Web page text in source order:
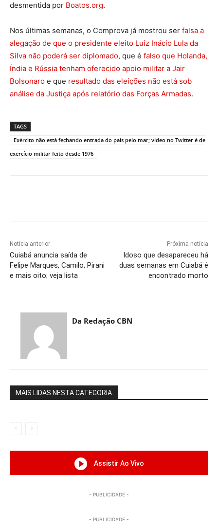
desmentida por Boatos.org.
Nos últimas semanas, o Comprova já mostrou ser falsa a
alegação de que o presidente eleito Luiz Inácio Lula da
Silva não poderá ser diplomado, que é falso que Holanda,
Índia e Rússia tenham oferecido apoio militar a Jair
Bolsonaro e que resultado das eleições não está sob
análise da Justiça após relatório das Forças Armadas.
TAGS
Exército não está fechando entrada do país pelo mar; vídeo no Twitter é de
exercício militar feito desde 1976
Notícia anterior
Cuiabá anuncia saída de
Felipe Marques, Camilo, Pirani
e mais oito; veja lista
Próxima notícia
Idoso que desapareceu há
duas semanas em Cuiabá é
encontrado morto
Da Redação CBN
MAIS LIDAS NESTA CATEGORIA
Assistir Ao Vivo
- PUBLICIDADE -
- PUBLICIDADE -